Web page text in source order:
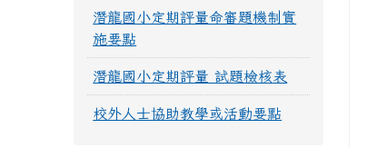
潛龍國小定期評量命審題機制實
施要點
潛龍國小定期評量 試題檢核表
校外人士協助教學或活動要點